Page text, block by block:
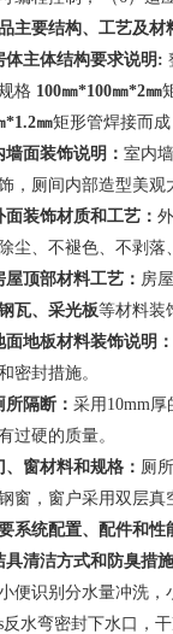
主要结构、工艺及材
体主体结构要求说明 :
格 100㎜*100㎜*2㎜
*1.2㎜矩形管焊接而成
墙面装饰说明： 室内
，厕间内部造型美观
面装饰材质和工艺：
尘、不褪色、不剥
屋顶部材料工艺： 房
瓦、采光板等材料装
面地板材料装饰说明：
密封措施。
所隔断： 采用 10mm厚
过硬的质量。
、窗材料和规格： 厕
窗，窗户采用双层真
系统配置、配件和性
具清洁方式和防臭措施
便识别分水量冲洗，
反水弯密封下水口，